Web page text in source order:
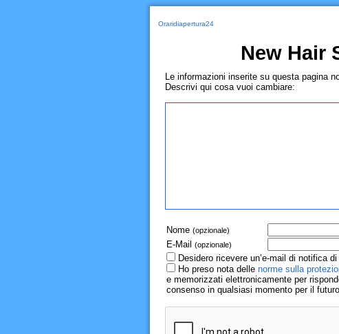
Oraridiapertura24
New Hair
Le informazioni inserite su questa pagina
Descrivi qui cosa vuoi cambiare:
Nome (opzionale)
E-Mail (opzionale)
Desidero ricevere un’e-mail di notifica
Ho preso nota delle norme sulla
e memorizzati elettronicamente per
consenso in qualsiasi momento per il